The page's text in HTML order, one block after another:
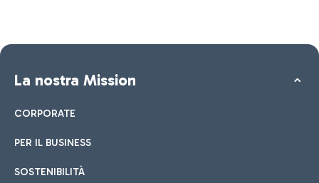
La nostra Mission
CORPORATE
PER IL BUSINESS
SOSTENIBILITÀ